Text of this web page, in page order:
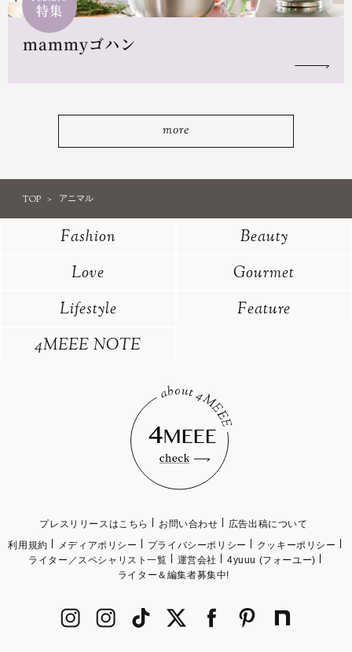
特集
mammyゴハン
more
TOP アニマル
Fashion
Beauty
Love
Gourmet
Lifestyle
Feature
4MEEE NOTE
プレスリリースはこちら お問い合わせ
広告出稿について
利用規約
メディアポリシー プライバシーポリシー
クッキーポリシー
ライター／スペシャリスト一覧
運営会社
4yuuu (フォーユー)
ライター＆編集者募集中!